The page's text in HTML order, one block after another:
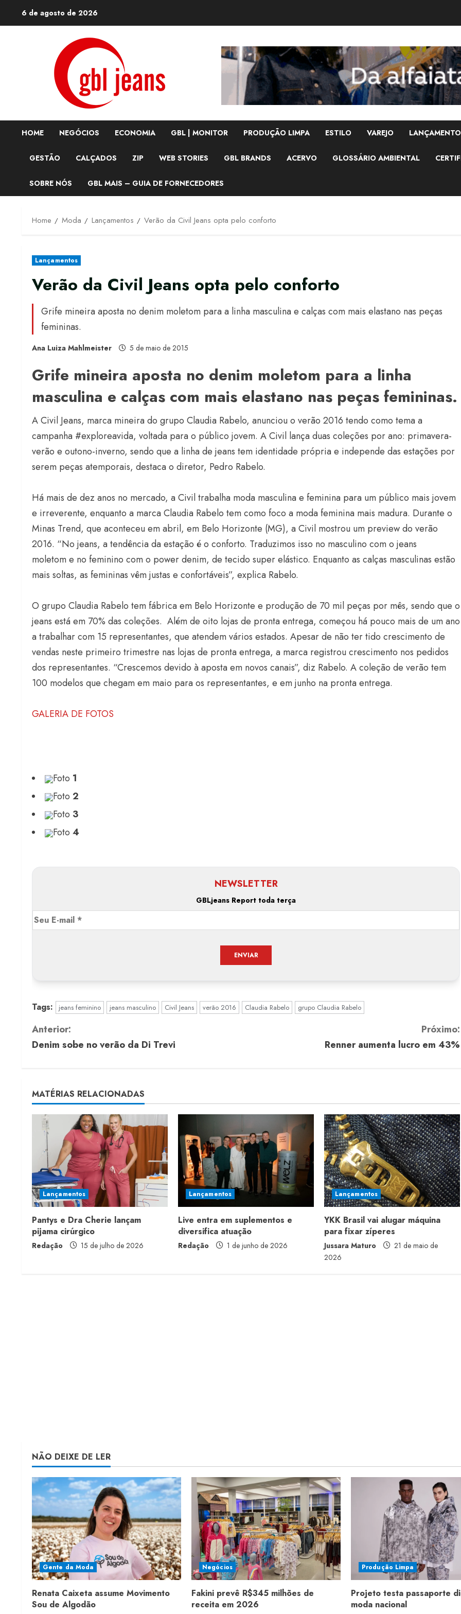
6 de agosto de 2026
HOME NEGÓCIOS ECONOMIA GBL | MONITOR PRODUÇÃO LIMPA ESTILO VAREJO
GESTÃO CALÇADOS ZIP WEB STORIES GBL BRANDS ACERVO GLOSSÁRIO AMBIENTAL
SOBRE NÓS GBL MAIS – GUIA DE FORNECEDORES
Home Moda Lançamentos Verão da Civil Jeans opta pelo conforto
Lançamentos
Verão da Civil Jeans opta pelo conforto
Grife mineira aposta no denim moletom para a linha masculina e calças com mais elastano nas peças
femininas.
Ana Luiza Mahlmeister 5 de maio de 2015
Grife mineira aposta no denim moletom para a linha
masculina e calças com mais elastano nas peças femininas.
A Civil Jeans, marca mineira do grupo Claudia Rabelo, anunciou o verão 2016 tendo como tema a
campanha #exploreavida, voltada para o público jovem. A Civil lança duas coleções por ano: primavera-
verão e outono-inverno, sendo que a linha de jeans tem identidade própria e independe das estações por
serem peças atemporais, destaca o diretor, Pedro Rabelo.
Há mais de dez anos no mercado, a Civil trabalha moda masculina e feminina para um público mais jovem
e irreverente, enquanto a marca Claudia Rabelo tem como foco a moda feminina mais madura. Durante o
Minas Trend, que aconteceu em abril, em Belo Horizonte (MG), a Civil mostrou um preview do verão
2016. “No jeans, a tendência da estação é o conforto. Traduzimos isso no masculino com o jeans
moletom e no feminino com o power denim, de tecido super elástico. Enquanto as calças masculinas estão
mais soltas, as femininas vêm justas e confortáveis”, explica Rabelo.
O grupo Claudia Rabelo tem fábrica em Belo Horizonte e produção de 70 mil peças por mês, sendo que o
jeans está em 70% das coleções. Além de oito lojas de pronta entrega, começou há pouco mais de um ano
a trabalhar com 15 representantes, que atendem vários estados. Apesar de não ter tido crescimento de
vendas neste primeiro trimestre nas lojas de pronta entrega, a marca registrou crescimento nos pedidos
dos representantes. “Crescemos devido à aposta em novos canais”, diz Rabelo. A coleção de verão tem
100 modelos que chegam em maio para os representantes, e em junho na pronta entrega.
GALERIA DE FOTOS
Foto 1
Foto 2
Foto 3
Foto 4
NEWSLETTER
GBLjeans Report toda terça
Tags: jeans feminino jeans masculino Civil Jeans verão 2016 Claudia Rabelo grupo Claudia Rabelo
C
o
t
i
e
R
e
a
Anterior:
Denim sobe no verão da Di Trevi
Próximo:
Renner aumenta lucro em 43%
MATÉRIAS RELACIONADAS
Lançamentos
Pantys e Dra Cherie lançam
pijama cirúrgico
Redação 15 de julho de 2026
Lançamentos
Live entra em suplementos e
diversifica atuação
Redação 1 de junho de 2026
Lançamentos
YKK Brasil vai alugar máquina
para fixar zíperes
Jussara Maturo
21 de maio de
2026
NÃO DEIXE DE LER
Gente da Moda
Renata Caixeta assume Movimento
Sou de Algodão
Negócios
Fakini prevê R$345 milhões de
receita em 2026
Produção Limpa
Projeto testa passaporte
moda nacional